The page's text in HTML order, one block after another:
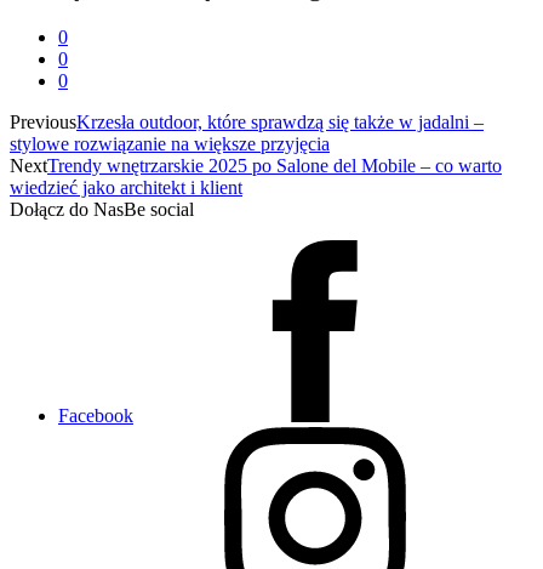
0
0
0
PreviousKrzesła outdoor, które sprawdzą się także w jadalni –
stylowe rozwiązanie na większe przyjęcia
NextTrendy wnętrzarskie 2025 po Salone del Mobile – co warto
wiedzieć jako architekt i klient
Dołącz do NasBe social
Facebook